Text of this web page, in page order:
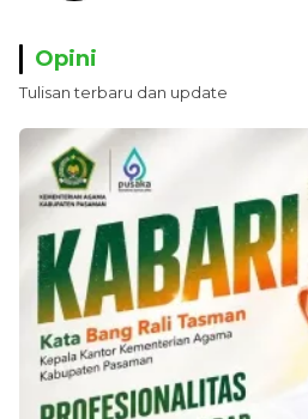
Opini
Tulisan terbaru dan update